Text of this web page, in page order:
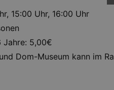
15:00 Uhr, 16:00 Uhr
Jahre: 5,00€
Dom-Museum kann im